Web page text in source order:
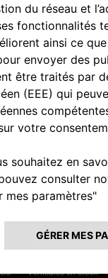
le droit de
le droit d'obtenir
au
d'une autorité
en écrivant à
Services financiers
Véhicules en stock